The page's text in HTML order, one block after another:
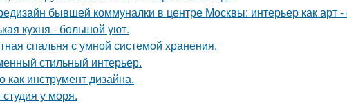
бывшей коммуналки в центре Москвы: интерьер как арт -
кухня - большой уют.
спальня с умной системой хранения.
стильный интерьер.
как инструмент дизайна.
у моря.